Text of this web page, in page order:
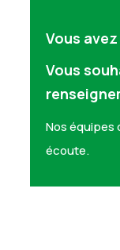
Vous
Vous
Nos équipes
écoute.